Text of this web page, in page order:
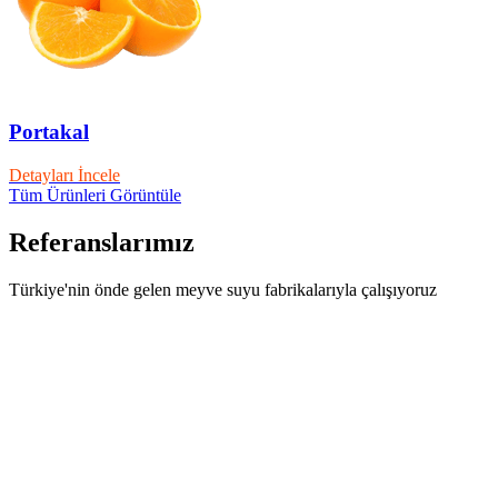
Portakal
Detayları İncele
Tüm Ürünleri Görüntüle
Referanslarımız
Türkiye'nin önde gelen meyve suyu fabrikalarıyla çalışıyoruz